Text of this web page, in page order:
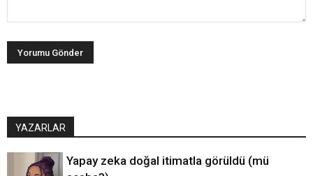
YAZARLAR
Yapay zeka doğal itimatla görüldü (mü